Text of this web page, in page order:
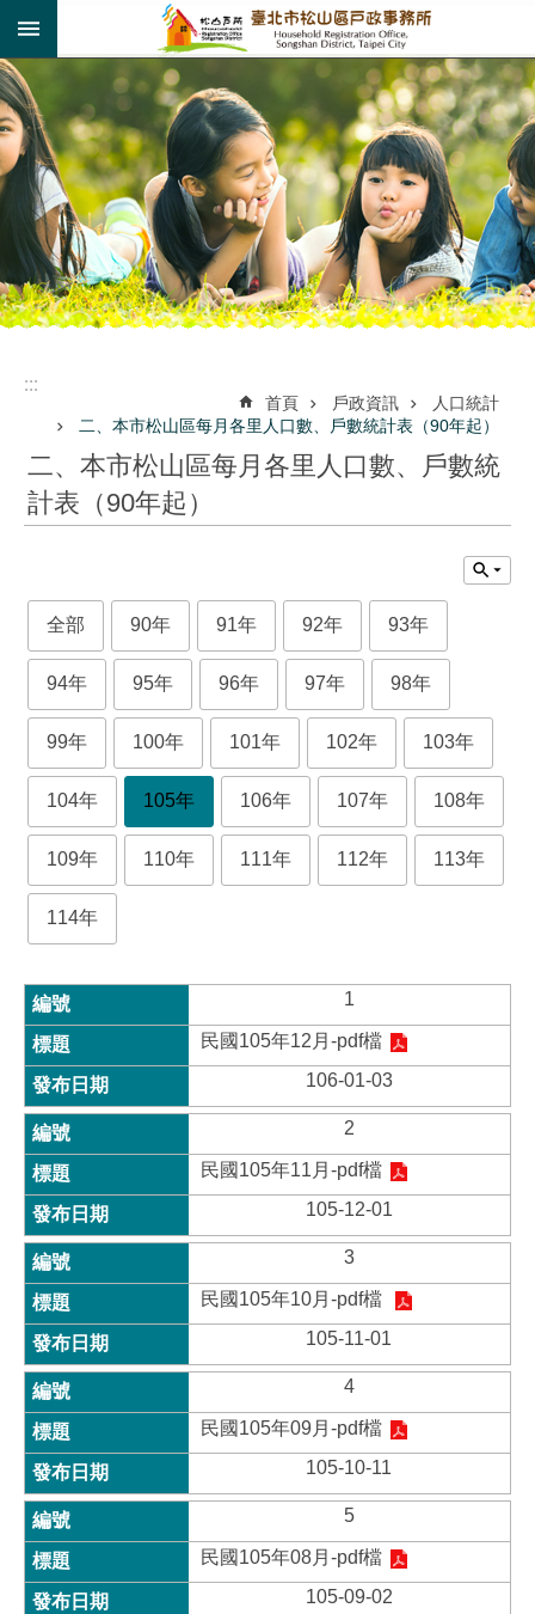
跳到主要內容區塊
:::
:::
首頁 戶政資訊
人口統計
二、本市松山區每月各里人口數、戶數統計表（90年起）
二、本市松山區每月各里人口數、戶數統
計表（90年起）
全部 90年 91年 92年 93年
94年 95年 96年 97年 98年
99年 100年 101年 102年 103年
104年 105年 106年 107年 108年
109年 110年 111年 112年 113年
114年
1
民國105年12月-pdf檔
106-01-03
2
民國105年11月-pdf檔
105-12-01
3
民國105年10月-pdf檔
105-11-01
4
民國105年09月-pdf檔
105-10-11
5
民國105年08月-pdf檔
105-09-02